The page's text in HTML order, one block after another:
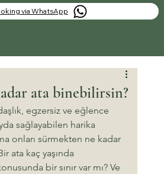
via WhatsApp
ata binebilirsin?
egzersiz ve eğlence
sağlayabilen harika
onları sürmekten ne kadar
ata kaç yaşında
bir sınır var mı? Ve